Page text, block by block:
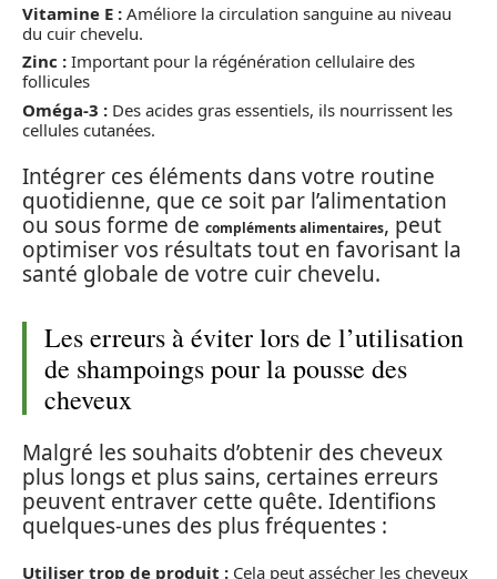
Vitamine E : Améliore la circulation sanguine au niveau
du cuir chevelu.
Zinc : Important pour la régénération cellulaire des
follicules
Oméga-3 : Des acides gras essentiels, ils nourrissent les
cellules cutanées.
Intégrer ces éléments dans votre routine
quotidienne, que ce soit par l’alimentation
ou sous forme de compléments alimentaires, peut
optimiser vos résultats tout en favorisant la
santé globale de votre cuir chevelu.
Les erreurs à éviter lors de l’utilisation
de shampoings pour la pousse des
cheveux
Malgré les souhaits d’obtenir des cheveux
plus longs et plus sains, certaines erreurs
peuvent entraver cette quête. Identifions
quelques-unes des plus fréquentes :
Utiliser trop de produit : Cela peut assécher les cheveux